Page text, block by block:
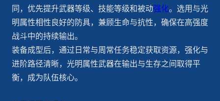
同，优先提升武器等级、技能等级和被动强化。选用与光
明属性相性良好的防具，兼顾生命与抗性，确保在高强度
战斗中的持续输出。
装备成型后，通过日常与周常任务稳定获取资源，强化与
进阶路径清晰，光明属性武器在输出与生存之间取得平
衡，成为队伍核心。